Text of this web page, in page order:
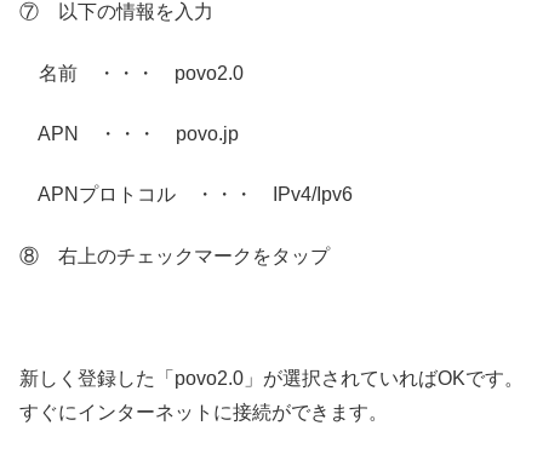
⑦ 以下の情報を入力
名前 ・・・ povo2.0
APN ・・・ povo.jp
APNプロトコル ・・・ IPv4/Ipv6
⑧ 右上のチェックマークをタップ
新しく登録した「povo2.0」が選択されていればOKです。
すぐにインターネットに接続ができます。